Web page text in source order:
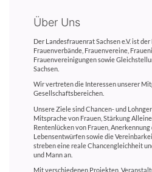
Über Uns
Der Landesfrauenrat Sachsen e.V. ist
Frauenverbände, Frauenvereine,
Frauenvereinigungen sowie
Sachsen.
Wir vertreten die Interessen unserer
Gesellschaftsbereichen.
Unsere Ziele sind Chancen- und
Mitsprache von Frauen, Stärkung
Rentenlücken von Frauen,
Lebensentwürfen sowie die
streben eine reale Chancengleichheit
und Mann an.
Mit verschiedenen Projekten,